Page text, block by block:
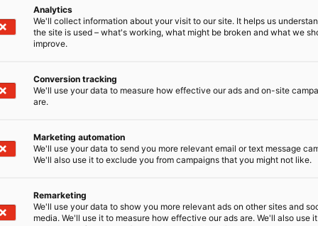
-venemallistossa suunnittelun keskiössä ovat
mukana Alba Boatsin kehitystyössä alusta saakka.
viimeistelty rakenne sekä nykyaikaiset
heittokalastusvene kuluttajaystävälliseen
on noussut ulkomaisista
ja 2025, mistä voimme olla aidosti ylpeitä.
ALBA Boats palkittiin Vuoden Kalavene 2025 -
laatu ja toimivuus vaativaan käyttöön.
on aktiivkalastuksen, veneilyn ja laadukkaiden
kpfishing.fitarjoaa kattavan ja huolella
Analytics
We'll collect information about your visit to our site. It helps us
the site is used – what's working, what might be broken and what we
improve.
Conversion tracking
We'll use your data to measure how effective our ads and on-site
are.
Marketing automation
We'll use your data to send you more relevant email or text message
We'll also use it to exclude you from campaigns that you might not like.
Remarketing
We'll use your data to show you more relevant ads on other sites and
media. We'll use it to measure how effective our ads are. We'll also use